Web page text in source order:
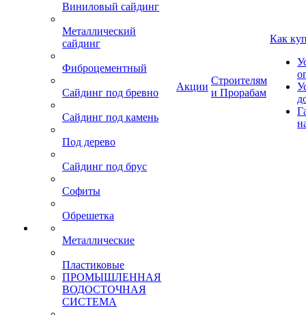
Виниловый сайдинг
Металлический
сайдинг
Фиброцементный
Сайдинг под бревно
Сайдинг под камень
Под дерево
Сайдинг под брус
Софиты
Обрешетка
Металлические
Пластиковые
ПРОМЫШЛЕННАЯ
ВОДОСТОЧНАЯ
СИСТЕМА
Акции
Строителям
и Прорабам
Как